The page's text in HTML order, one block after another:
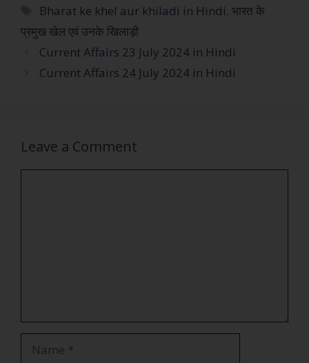
Bharat ke khel aur khiladi in Hindi,भारत के
प्रमुख खेल एवं उनके खिलाड़ी
Current Affairs 23 July 2024 in Hindi
Current Affairs 24 July 2024 in Hindi
Leave a Comment